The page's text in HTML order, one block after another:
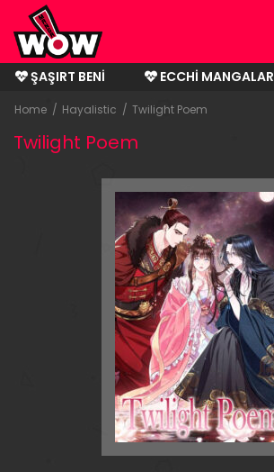
ŞAŞIRT BENI
ECCHI MANGALAR
BITMIŞ MANGALAR
Home Hayalistic Twilight Poem
Twilight Poem